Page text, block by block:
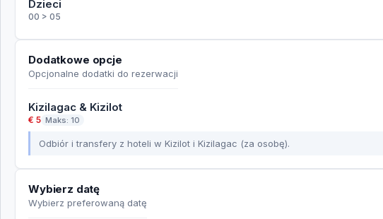
Dzieci
00 > 05
Dodatkowe opcje
Opcjonalne dodatki do rezerwacji
Kizilagac & Kizilot
€ 5 Maks: 10
Odbiór i transfery z hoteli w Kizilot i Kizilagac (za osobę).
Wybierz datę
Wybierz preferowaną datę